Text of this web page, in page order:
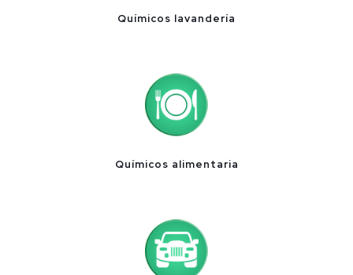
Químicos lavandería
Químicos alimentaria